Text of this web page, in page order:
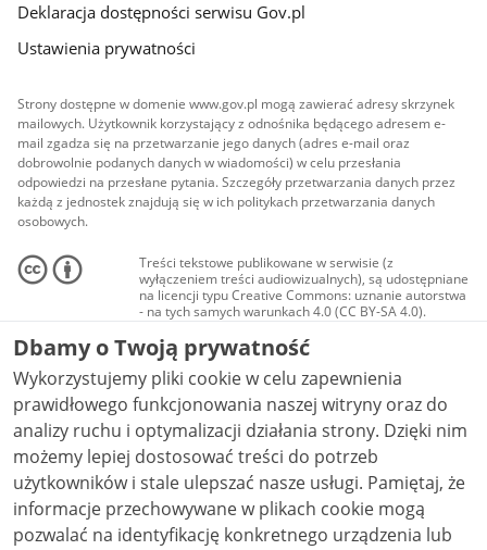
Deklaracja dostępności serwisu Gov.pl
Ustawienia prywatności
Strony dostępne w domenie www.gov.pl mogą zawierać adresy skrzynek
mailowych. Użytkownik korzystający z odnośnika będącego adresem e-
mail zgadza się na przetwarzanie jego danych (adres e-mail oraz
dobrowolnie podanych danych w wiadomości) w celu przesłania
odpowiedzi na przesłane pytania. Szczegóły przetwarzania danych przez
każdą z jednostek znajdują się w ich politykach przetwarzania danych
osobowych.
Treści tekstowe publikowane w serwisie (z
wyłączeniem treści audiowizualnych), są udostępniane
na licencji typu Creative Commons: uznanie autorstwa
- na tych samych warunkach 4.0 (CC BY-SA 4.0).
Materiały audiowizualne, w tym zdjęcia, materiały
audio i wideo, są udostępniane na licencji typu
Creative Commons: uznanie autorstwa użycie
niekomercyjne - bez utworów zależnych 4.0 (CC BY-
NC-ND 4.0), o ile nie jest to stwierdzone inaczej.
Dbamy o Twoją prywatność
Wykorzystujemy pliki cookie w celu zapewnienia
prawidłowego funkcjonowania naszej witryny oraz do
analizy ruchu i optymalizacji działania strony. Dzięki nim
możemy lepiej dostosować treści do potrzeb
użytkowników i stale ulepszać nasze usługi. Pamiętaj, że
informacje przechowywane w plikach cookie mogą
pozwalać na identyfikację konkretnego urządzenia lub